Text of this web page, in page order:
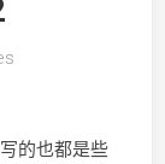
的也都是些